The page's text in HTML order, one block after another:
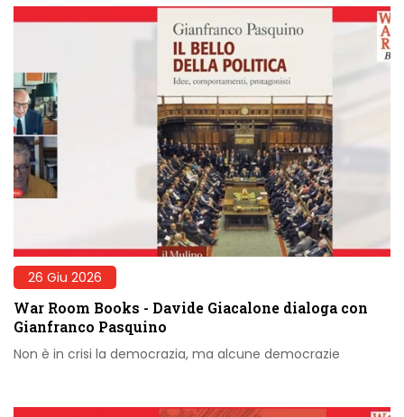
26 Giu 2026
War Room Books - Davide Giacalone dialoga con
Gianfranco Pasquino
Non è in crisi la democrazia, ma alcune democrazie